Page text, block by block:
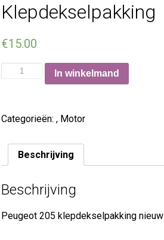
Klepdekselpakking
€15.00
In winkelmand
Categorieën:, Motor
Beschrijving
Beschrijving
Peugeot 205 klepdekselpakking nieuw